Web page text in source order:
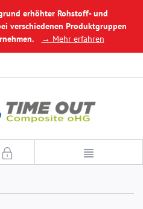
erhöhter Rohstoff- und
verschiedenen Produktgruppen
→ Mehr erfahren